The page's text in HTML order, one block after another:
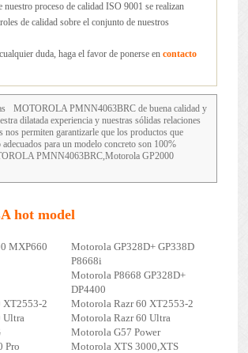
nuestro proceso de calidad ISO 9001 se realizan
de calidad sobre el conjunto de nuestros
duda, haga el favor de ponerse en contacto
MOTOROLA PMNN4063BRCde buena calidad y
dilatada experiencia y nuestras sólidas relaciones
nos permiten garantizarle que los productos que
para un modelo concreto son 100%
PMNN4063BRC,Motorola GP2000
hot model
MXP660
Motorola GP328D+ GP338D
P8668i
Motorola P8668 GP328D+
DP4400
XT2553-2
Motorola Razr 60 XT2553-2
Ultra
Motorola Razr 60 Ultra
Motorola G57 Power
Pro
Motorola XTS 3000,XTS